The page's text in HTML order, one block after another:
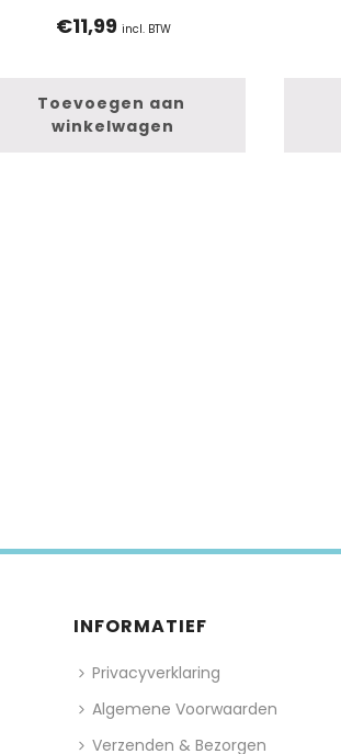
€11,99 incl. BTW
Toevoegen aan
winkelwagen
INFORMATIEF
Privacyverklaring
Algemene Voorwaarden
Verzenden & Bezorgen